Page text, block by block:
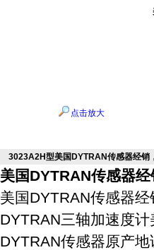
点击放大
3023A2H型美国DYTRAN传感器经销
美国DYTRAN传感器
美国DYTRAN传感器
DYTRAN三轴加速度
DYTRAN传感器原产